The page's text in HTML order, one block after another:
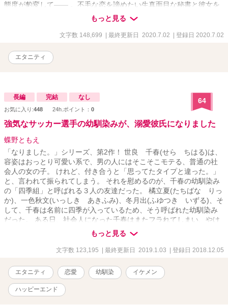
態度が豹変して―― 。不毛な恋を諦めたい生真面目な秘書と彼女を
捕まえたい俺様社長のすれ違いラブストーリー。
もっと見る
文字数 148,699 | 最終更新日 2020.7.02 | 登録日 2020.7.02
エタニティ
長編 完結 なし
お気に入り:448 24h.ポイント： 0
64
強気なサッカー選手の幼馴染みが、溺愛彼氏になりました
蝶野ともえ
「なりました。」シリーズ、第2作！ 世良 千春(せら ちはる)は、
容姿はおっとり可愛い系で、男の人にはそこそこモテる、普通の社
会人の女の子。 けれど、付き合うと「思ってたタイプと違った。」
と、言われて振られてしまう。 それを慰めるのが、千春の幼馴染み
の「四季組」と呼ばれる３人の友達だった。 橘立夏(たちばな りっ
か)、一色秋文(いっしき あきふみ)、冬月出(ふゆつき いずる)、そ
して、千春は名前に四季が入っているため、そう呼ばれた幼馴染み
だった。 ある日、社会人になった千春はまたフラれてしまい、やけ
酒をのみながら、幼馴染みに慰めてもらっていると、秋文に「ずっ
と前から、おまえは俺の特別だ。」と告白される。 そんな秋文は、
人気サッカー選手になっており、幼馴染みで有名人の秋文と付き合
れ、そして、秋文の強気で俺様だけど甘い甘い台詞や行動に翻弄さ
れていく………。 彼に甘やかされる日々に翻弄されてみませんか？
☆前作の「なりました。」シリーズとは全く違うお話になります。
もっと見る
文字数 123,195 | 最終更新日 2019.1.03 | 登録日 2018.12.05
エタニティ 恋愛 幼馴染 イケメン
ハッピーエンド